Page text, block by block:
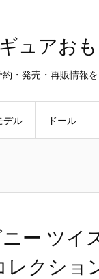
ュアお
・発売・再販情報
デル ドール
ー ツイ
レクショ